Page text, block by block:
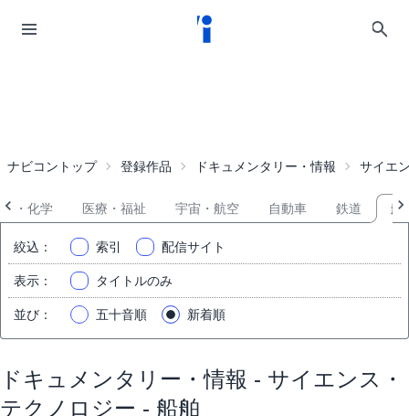
ナビコントップ 登録作品 ドキュメンタリー・情報 サイエ
・化学 医療・福祉 宇宙・航空 自動車 鉄道 船
絞込 ： 索引 配信サイト
表示 ： タイトルのみ
並び ： 五十音順 新着順
ドキュメンタリー・情報 - サイエンス・
テクノロジー - 船舶